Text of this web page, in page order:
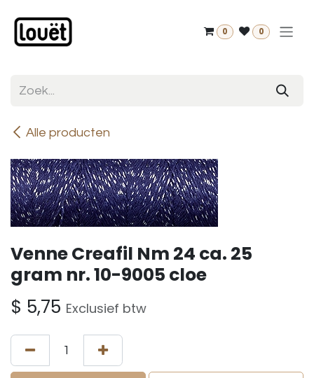
0 0
Alle producten
Venne Creafil Nm 24 ca. 25
gram nr. 10-9005 cloe
$ 5,75 Exclusief btw